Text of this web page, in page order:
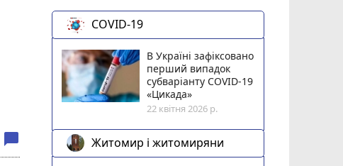
chat_bubble
COVID-19
В Україні зафіксовано
перший випадок
субваріанту COVID-19
«Цикада»
22 квітня 2026 р.
Житомир і житомиряни